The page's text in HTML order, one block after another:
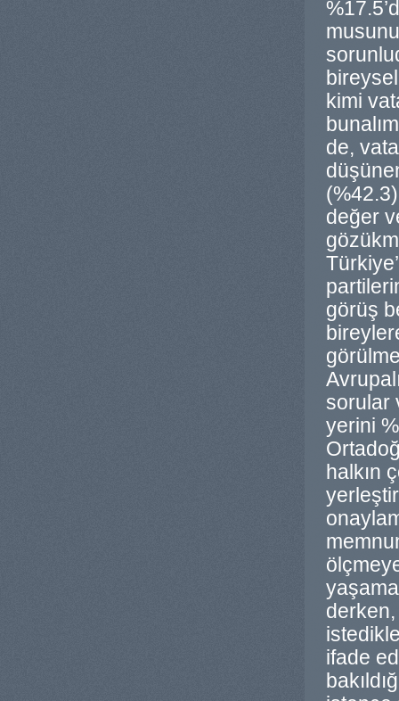
kimi
de,
değer
görüş
sorular
yerini
halkın
derken,
ifade